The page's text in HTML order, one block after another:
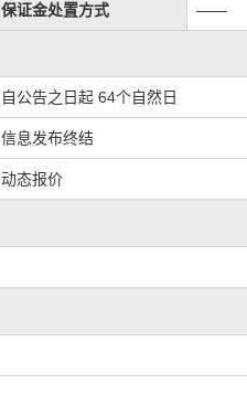
保证金处置方式 ——
自公告之日起 64个自然日
信息发布终结
动态报价